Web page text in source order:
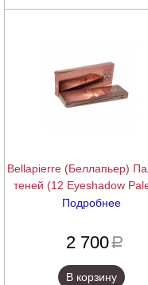
Bellapierre (Беллапьер)
теней (12 Eyeshadow
Go Natural Limited Edition),
Подробнее
2 700a
В корзину